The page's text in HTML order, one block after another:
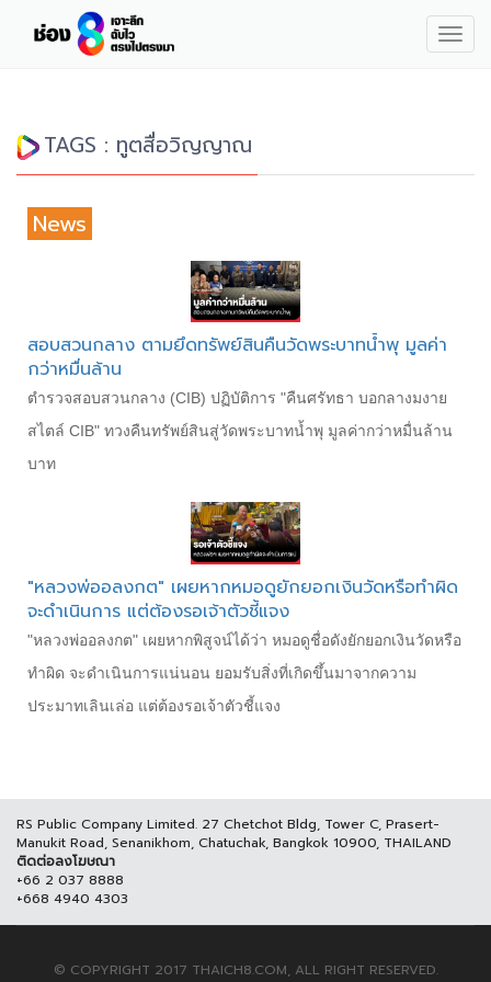
TAGS : ทูตสื่อวิญญาณ
News
สอบสวนกลาง ตามยึดทรัพย์สินคืนวัดพระบาทน้ำพุ มูลค่า
กว่าหมื่นล้าน
ตำรวจสอบสวนกลาง (CIB) ปฏิบัติการ "คืนศรัทธา บอกลางมงาย
สไตล์ CIB" ทวงคืนทรัพย์สินสู่วัดพระบาทน้ำพุ มูลค่ากว่าหมื่นล้าน
บาท
"หลวงพ่ออลงกต" เผยหากหมอดูยักยอกเงินวัดหรือทำผิด
จะดำเนินการ แต่ต้องรอเจ้าตัวชี้แจง
"หลวงพ่ออลงกต" เผยหากพิสูจน์ได้ว่า หมอดูชื่อดังยักยอกเงินวัดหรือ
ทำผิด จะดำเนินการแน่นอน ยอมรับสิ่งที่เกิดขึ้นมาจากความ
ประมาทเลินเล่อ แต่ต้องรอเจ้าตัวชี้แจง
RS Public Company Limited. 27 Chetchot Bldg, Tower C, Prasert-
Manukit Road, Senanikhom, Chatuchak, Bangkok 10900, THAILAND
ติดต่อลงโฆษณา
+66 2 037 8888
+668 4940 4303
© COPYRIGHT 2017 THAICH8.COM, ALL RIGHT RESERVED.